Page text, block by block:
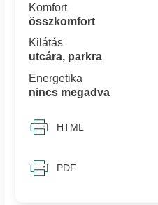
Komfort
összkomfort
Kilátás
utcára, parkra
Energetika
nincs megadva
HTML
PDF